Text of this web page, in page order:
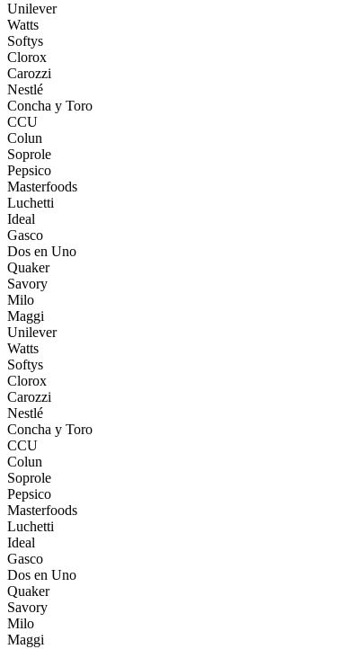
Unilever
Watts
Softys
Clorox
Carozzi
Nestlé
Concha y Toro
CCU
Colun
Soprole
Pepsico
Masterfoods
Luchetti
Ideal
Gasco
Dos en Uno
Quaker
Savory
Milo
Maggi
Unilever
Watts
Softys
Clorox
Carozzi
Nestlé
Concha y Toro
CCU
Colun
Soprole
Pepsico
Masterfoods
Luchetti
Ideal
Gasco
Dos en Uno
Quaker
Savory
Milo
Maggi